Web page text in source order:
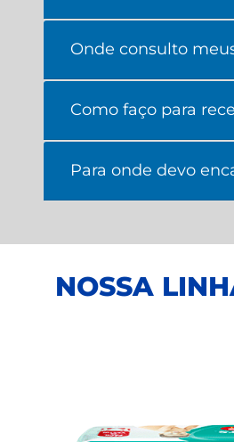
Onde consulto
Como faço para
Para onde devo
NOSSA